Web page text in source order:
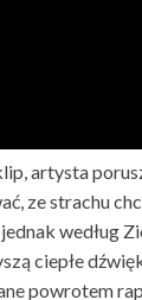
artysta
ze strachu
według
ciepłe
powrotem